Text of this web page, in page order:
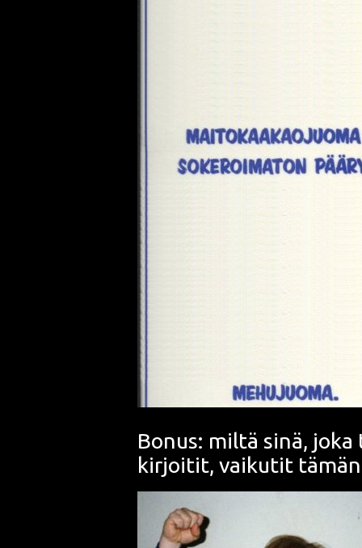
Bonus: miltä sinä,
kirjoitit, vaikutit